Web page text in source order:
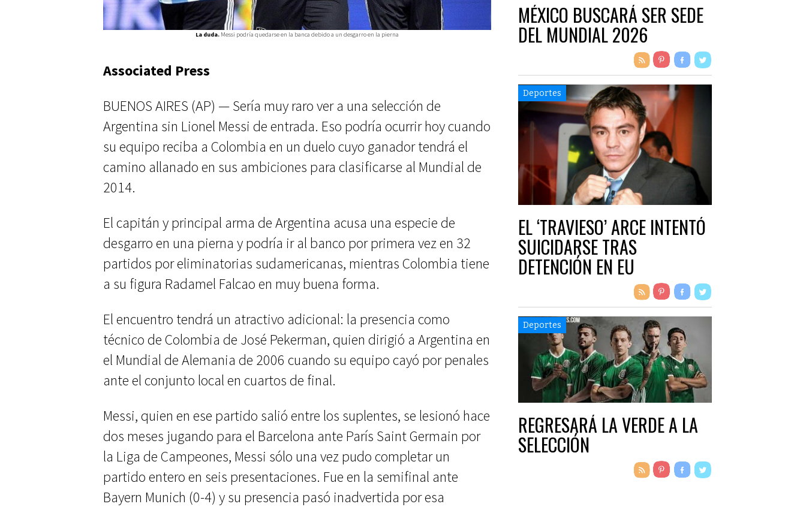
La duda.Messi podría quedarse en la banca debido a un desgarro en la pierna
Associated Press
BUENOS AIRES (AP) — Sería muy raro ver a una selección de
Argentina sin Lionel Messi de entrada. Eso podría ocurrir hoy cuando
su equipo reciba a Colombia en un duelo cuyo ganador tendrá el
camino allanado en sus ambiciones para clasificarse al Mundial de
2014.
El capitán y principal arma de Argentina acusa una especie de
desgarro en una pierna y podría ir al banco por primera vez en 32
partidos por eliminatorias sudamericanas, mientras Colombia tiene
a su figura Radamel Falcao en muy buena forma.
El encuentro tendrá un atractivo adicional: la presencia como
técnico de Colombia de José Pekerman, quien dirigió a Argentina en
el Mundial de Alemania de 2006 cuando su equipo cayó por penales
ante el conjunto local en cuartos de final.
Messi, quien en ese partido salió entre los suplentes, se lesionó hace
dos meses jugando para el Barcelona ante París Saint Germain por
la Liga de Campeones, Messi sólo una vez pudo completar un
partido entero en seis presentaciones. Fue en la semifinal ante
Bayern Munich (0-4) y su presencia pasó inadvertida por esa
MÉXICO BUSCARÁ SER SEDE
DEL MUNDIAL 2026
Deportes
EL ‘TRAVIESO’ ARCE INTENTÓ
SUICIDARSE TRAS
DETENCIÓN EN EU
Deportes
REGRESARÁ LA VERDE A LA
SELECCIÓN